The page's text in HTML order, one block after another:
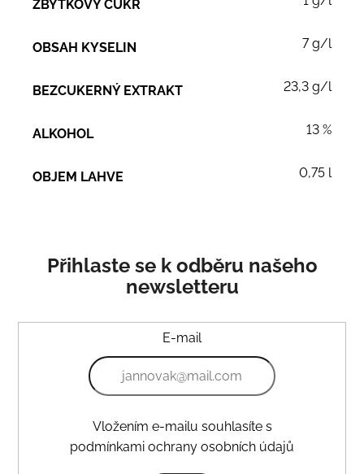
ZBYTKOVÝ CUKR
OBSAH KYSELIN 7 g/l
BEZCUKERNÝ EXTRAKT 23,3 g/l
ALKOHOL 13 %
OBJEM LAHVE 0,75 l
Přihlaste se k odběru našeho
newsletteru
E-mail
podmínkami ochrany osobních údajů